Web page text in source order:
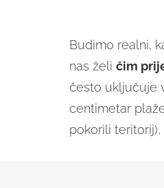
Budimo realni,
nas želi čim
često uključuje
centimetar
pokorili